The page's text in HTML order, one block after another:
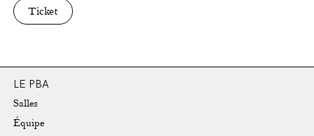
Ticket
LE PBA
Salles
Équipe